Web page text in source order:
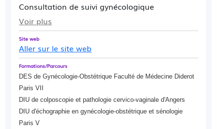
Consultation de suivi gynécologique
Consultation de suivi de grossesse
Consultation de chirurgie gynécologique,
pelvienne et mammaire
Consultation de chirurgie et de suivi
oncologique (gynécologie pelvienne et
mammaire)
Consultation d'endométriose
Colposcopie - Hystéroscopie diagnostique
Pas de consultation d'Aide médicale à la
Procréation
Voir plus
Site web
Aller sur le site web
Formations/Parcours
DES de Gynécologie-Obstétrique Faculté de Médecine Diderot
Paris VII
DIU de colposcopie et pathologie cervico-vaginale d'Angers
DIU d'échographie en gynécologie-obstétrique et sénologie
Paris V